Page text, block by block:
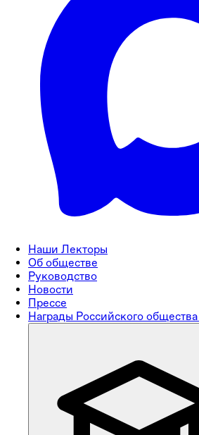
Наши Лекторы
Об обществе
Руководство
Новости
Прессе
Награды Российского